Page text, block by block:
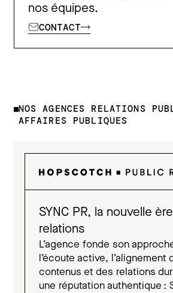
nos équipes.
CONTACT
NOS AGENCES RELATIONS
AFFAIRES PUBLIQUES
SYNC PR, la nouvelle
relations
L’agence fonde son
l’écoute active, l’alignement
contenus et des relations
une réputation authentique :